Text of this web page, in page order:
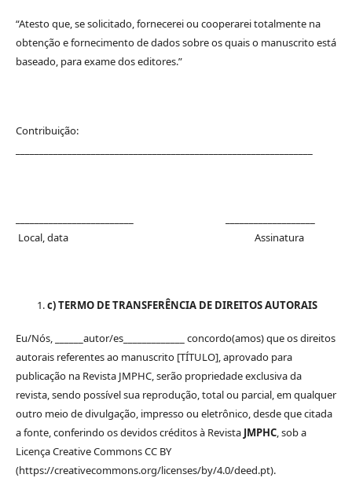
“Atesto que, se solicitado, fornecerei ou cooperarei totalmente na
obtenção e fornecimento de dados sobre os quais o manuscrito está
baseado, para exame dos editores.”
Contribuição:
Local, data Assinatura
c) TERMO DE TRANSFERÊNCIA DE DIREITOS AUTORAIS
Eu/Nós, ______autor/es_____________ concordo(amos) que os direitos
autorais referentes ao manuscrito [TÍTULO], aprovado para
publicação na Revista JMPHC, serão propriedade exclusiva da
revista, sendo possível sua reprodução, total ou parcial, em qualquer
outro meio de divulgação, impresso ou eletrônico, desde que citada
a fonte, conferindo os devidos créditos à Revista JMPHC, sob a
Licença Creative Commons CC BY
(https://creativecommons.org/licenses/by/4.0/deed.pt).